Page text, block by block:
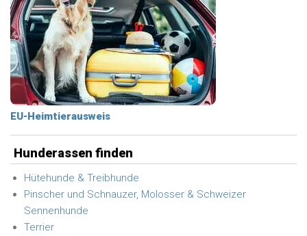
EU-Heimtierausweis
Hunderassen finden
Hütehunde & Treibhunde
Pinscher und Schnauzer, Molosser & Schweizer
Sennenhunde
Terrier